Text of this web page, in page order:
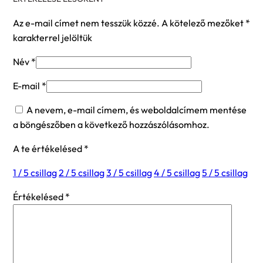
Az e-mail címet nem tesszük közzé. A kötelező mezőket *
karakterrel jelöltük
Név *
E-mail *
A nevem, e-mail címem, és weboldalcímem mentése
a böngészőben a következő hozzászólásomhoz.
A te értékelésed *
1 / 5 csillag2 / 5 csillag3 / 5 csillag4 / 5 csillag5 / 5 csillag
Értékelésed *